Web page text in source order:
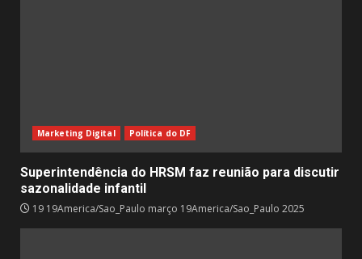
Marketing Digital Política do DF
Superintendência do HRSM faz reunião para discutir
sazonalidade infantil
19 19America/Sao_Paulo março 19America/Sao_Paulo 2025